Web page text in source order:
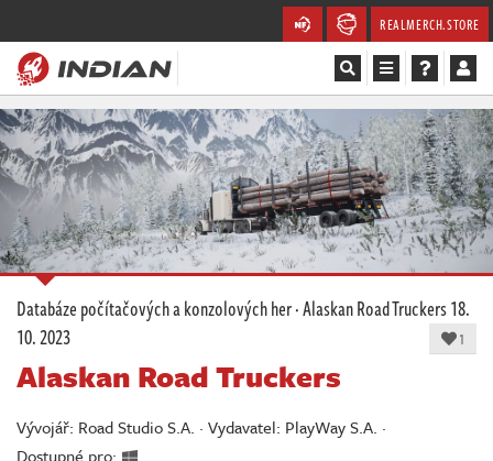
REALMERCH.STORE
Magazín
Recenze
Videa
Soutěže
Databáze
Komunita
Redakce
Databáze počítačových a konzolových her·Alaskan Road Truckers18.
10. 2023
1
Alaskan Road Truckers
Vývojář: Road Studio S.A. · Vydavatel: PlayWay S.A. ·
Dostupné pro: